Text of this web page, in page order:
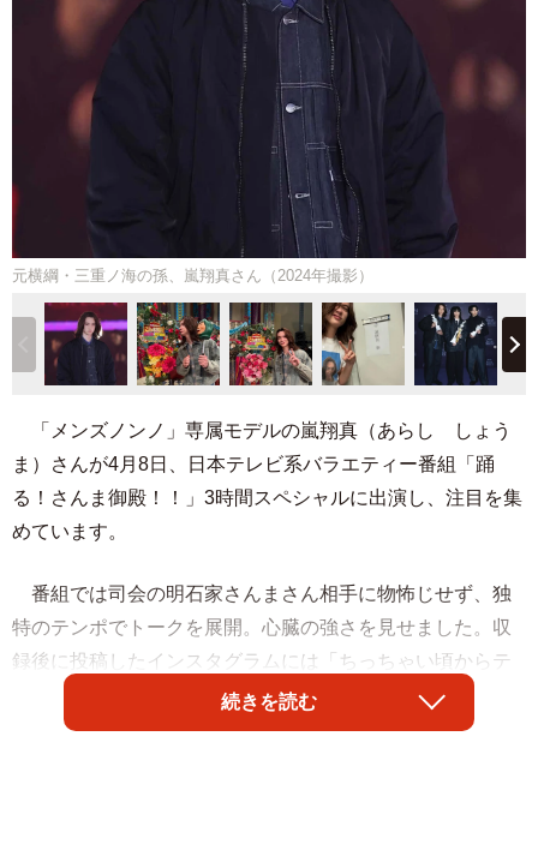
元横綱・三重ノ海の孫、嵐翔真さん（2024年撮影）
「メンズノンノ」専属モデルの嵐翔真（あらし しょう
ま）さんが4月8日、日本テレビ系バラエティー番組「踊
る！さんま御殿！！」3時間スペシャルに出演し、注目を集
めています。
番組では司会の明石家さんまさん相手に物怖じせず、独
特のテンポでトークを展開。心臓の強さを見せました。収
録後に投稿したインスタグラムには「ちっちゃい頃からテ
レビで見ていた番組、さんま御殿にまさか出れると思って
いなかったので、決まった時凄く嬉しかったです！」とあ
続きを読む